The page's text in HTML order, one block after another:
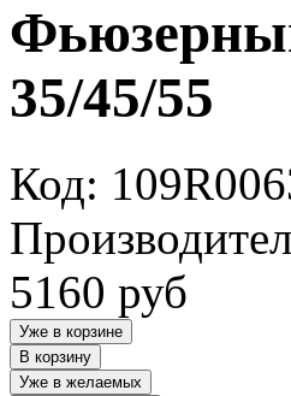
35/45/55
Код:
5160 руб
Уже в корзине
В корзину
Уже в желаемых